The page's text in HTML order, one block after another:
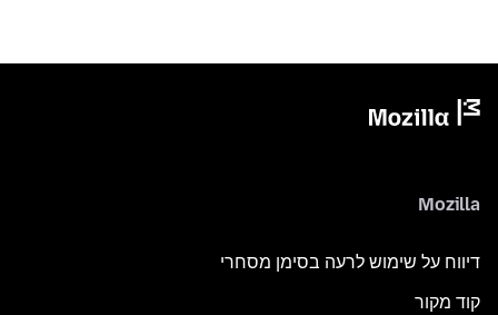
Mozilla
דיווח על שימוש לרעה בסימן מסחרי
קוד מקור